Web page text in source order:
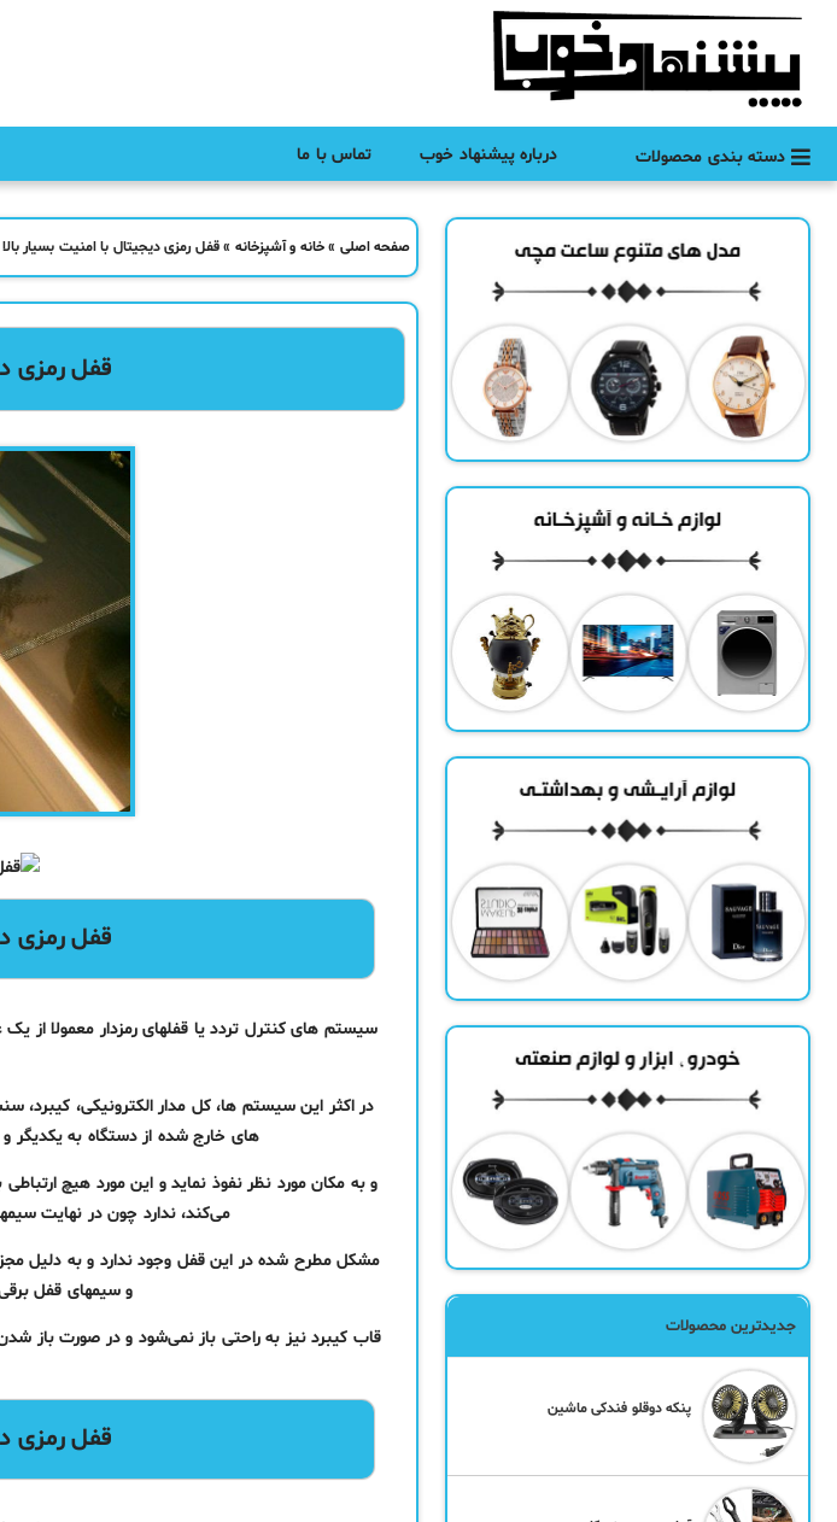
دسته بندی محصولات درباره پیشنهاد خوب تماس با ما
صفحه اصلی »خانه و آشپزخانه »قفل رمزی دیجیتال با امنیت بسیار
قفل رمزی
قفل رمزی
سیستم های کنترل تردد یا قفلهای رمزدار معمولا
در اکثر این سیستم ها، کل مدار الکترونیکی،
های خارج شده از دستگاه به یکدیگر و
و به مکان مورد نظر نفوذ نماید و این مورد هیچ
می‌کند، ندارد چون در نهایت
مشکل مطرح شده در این قفل وجود ندارد و به دلیل
و سیمهای قفل
قاب کیبرد نیز به راحتی باز نمی‌شود و در صورت باز
قفل رمزی
جدیدترین محصولات
پنکه دوقلو فندکی ماشین